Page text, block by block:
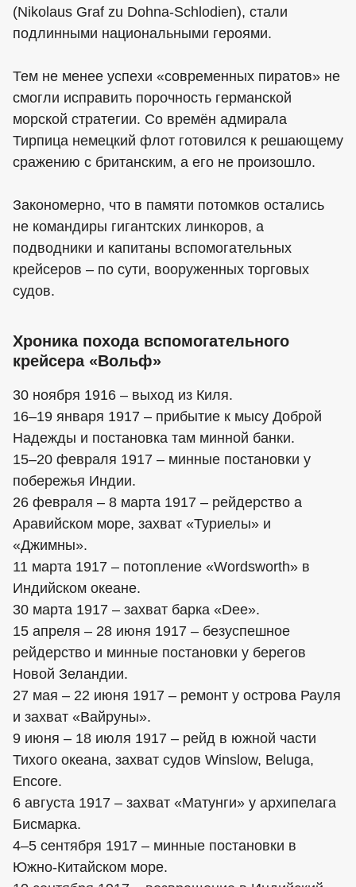
(Nikolaus Graf zu Dohna-Schlodien), стали
подлинными национальными героями.
Тем не менее успехи «современных пиратов» не
смогли исправить порочность германской
морской стратегии. Со времён адмирала
Тирпица немецкий флот готовился к решающему
сражению с британским, а его не произошло.
Закономерно, что в памяти потомков остались
не командиры гигантских линкоров, а
подводники и капитаны вспомогательных
крейсеров – по сути, вооруженных торговых
судов.
Хроника похода вспомогательного
крейсера «Вольф»
30 ноября 1916 – выход из Киля.
16–19 января 1917 – прибытие к мысу Доброй
Надежды и постановка там минной банки.
15–20 февраля 1917 – минные постановки у
побережья Индии.
26 февраля – 8 марта 1917 – рейдерство а
Аравийском море, захват «Туриелы» и
«Джимны».
11 марта 1917 – потопление «Wordsworth» в
Индийском океане.
30 марта 1917 – захват барка «Dee».
15 апреля – 28 июня 1917 – безуспешное
рейдерство и минные постановки у берегов
Новой Зеландии.
27 мая – 22 июня 1917 – ремонт у острова Рауля
и захват «Вайруны».
9 июня – 18 июля 1917 – рейд в южной части
Тихого океана, захват судов Winslow, Beluga,
Encore.
6 августа 1917 – захват «Матунги» у архипелага
Бисмарка.
4–5 сентября 1917 – минные постановки в
Южно-Китайском море.